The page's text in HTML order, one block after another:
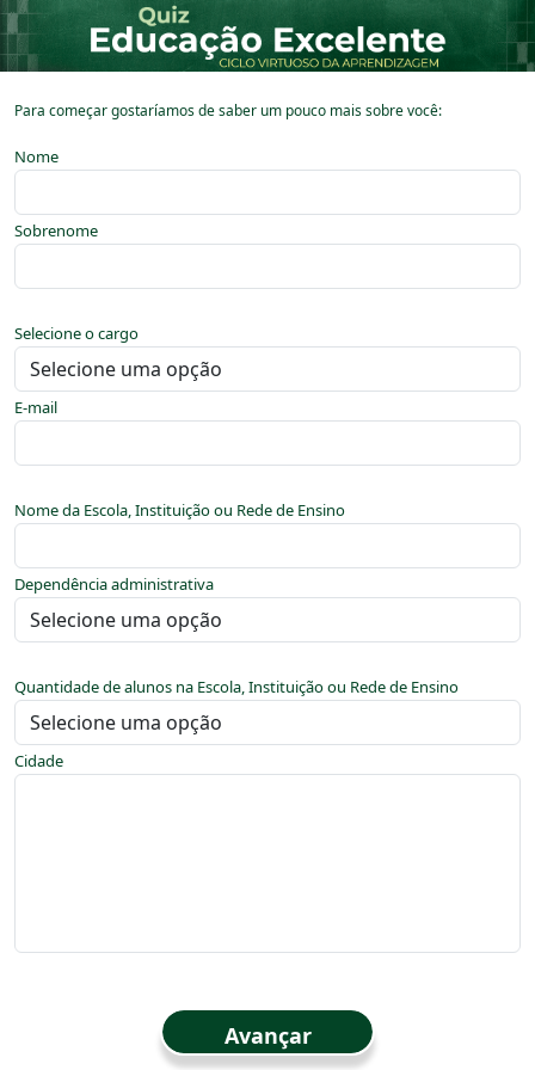
Para começar gostaríamos de saber um pouco mais sobre você:
Nome
Sobrenome
Selecione o cargo
E-mail
Nome da Escola, Instituição ou Rede de Ensino
Dependência administrativa
Quantidade de alunos na Escola, Instituição ou Rede de Ensino
Cidade